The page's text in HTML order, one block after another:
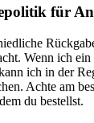
für
Wenn ich
ich in der
Achte am
du bestellst.